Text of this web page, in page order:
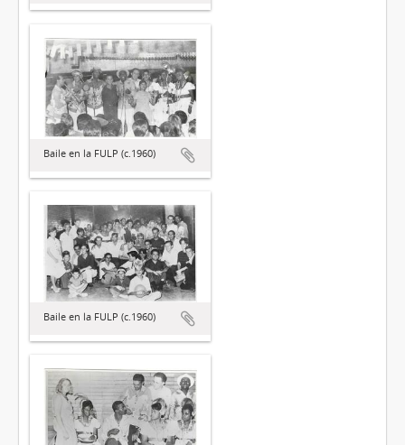
Baile en la FULP (c.1960)
Baile en la FULP (c.1960)